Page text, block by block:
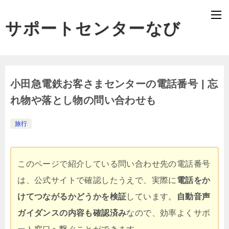
サポートセンターなび
小田急電鉄お客さまセンターの電話番号 | 忘
れ物や落とし物の問い合わせも
旅行
このページで紹介している問い合わせ先の電話番号
は、公式サイトで確認したうえで、実際に 電話をか
けてつながるかどうかを検証しています。
自動音声
ガイダンスの内容も確認済みなので、効率よくサポ